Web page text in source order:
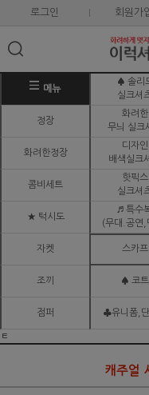
로그인 회원가
메뉴
♠ 솔리
실크셔
정장
화려한
무늬 실크
화려한정장
디자인
배색실크
콤비세트
핫픽스
실크셔
★ 턱시도
♬ 특수
(무대.공연,
자켓 스카프
조끼 ♠ 코트
점퍼 ♣유니폼,
ㅌ
캐주얼